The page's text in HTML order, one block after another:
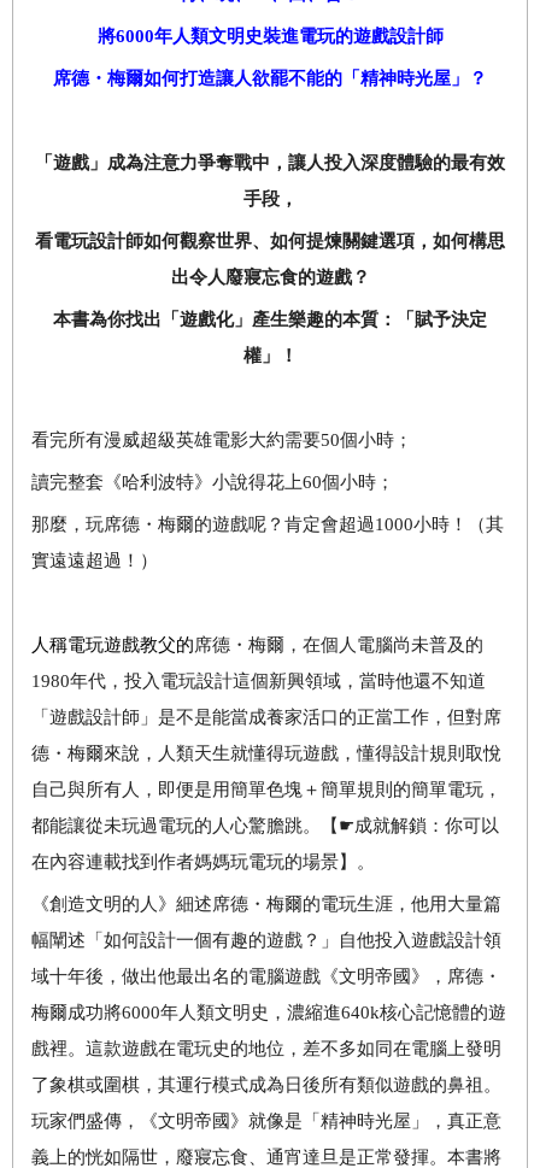
將6000年人類文明史裝進電玩的遊戲設計師
席德・梅爾如何打造讓人欲罷不能的「精神時光屋」？
「遊戲」成為注意力爭奪戰中，讓人投入深度體驗的最有效
手段，
看電玩設計師如何觀察世界、如何提煉關鍵選項，如何構思
出令人廢寢忘食的遊戲？
本書為你找出「遊戲化」產生樂趣的本質：「賦予決定
權」！
看完所有漫威超級英雄電影大約需要50個小時；
讀完整套《哈利波特》小說得花上60個小時；
那麼，玩席德・梅爾的遊戲呢？肯定會超過1000小時！（其
實遠遠超過！）
人稱電玩遊戲教父的席德・梅爾，在個人電腦尚未普及的
1980年代，投入電玩設計這個新興領域，當時他還不知道
「遊戲設計師」是不是能當成養家活口的正當工作，但對席
德・梅爾來說，人類天生就懂得玩遊戲，懂得設計規則取悅
自己與所有人，即便是用簡單色塊＋簡單規則的簡單電玩，
都能讓從未玩過電玩的人心驚膽跳。【 ☛成就解鎖：你可以
在內容連載找到作者媽媽玩電玩的場景】。
《創造文明的人》細述席德・梅爾的電玩生涯，他用大量篇
幅闡述「如何設計一個有趣的遊戲？」自他投入遊戲設計領
域十年後，做出他最出名的電腦遊戲《文明帝國》，席德・
梅爾成功將6000年人類文明史，濃縮進640k核心記憶體的遊
戲裡。這款遊戲在電玩史的地位，差不多如同在電腦上發明
了象棋或圍棋，其運行模式成為日後所有類似遊戲的鼻祖。
玩家們盛傳，《文明帝國》就像是「精神時光屋」，真正意
義上的恍如隔世，廢寢忘食、通宵達旦是正常發揮。本書將